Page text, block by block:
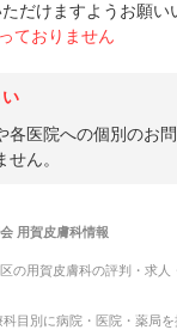
だけますようお願い
ておりません
各医院への個別のお
ん。
用賀皮膚科情報
の用賀皮膚科の評判・求人
目別に病院・医院・薬局